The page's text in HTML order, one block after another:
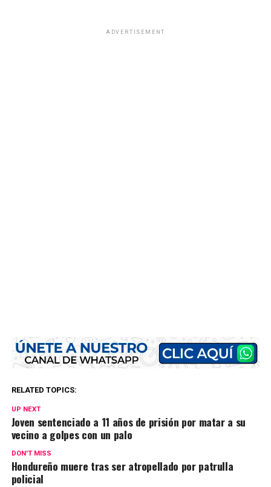
ADVERTISEMENT
RELATED TOPICS:
UP NEXT
Joven sentenciado a 11 años de prisión por matar a su
vecino a golpes con un palo
DON'T MISS
Hondureño muere tras ser atropellado por patrulla
policial